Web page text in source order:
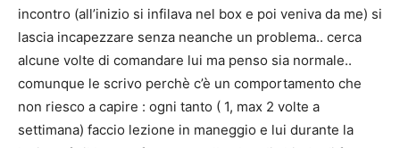
incontro (all’inizio si infilava nel box e poi veniva da me) si
lascia incapezzare senza neanche un problema.. cerca
alcune volte di comandare lui ma penso sia normale..
comunque le scrivo perchè c’è un comportamento che
non riesco a capire : ogni tanto ( 1, max 2 volte a
settimana) faccio lezione in maneggio e lui durante la